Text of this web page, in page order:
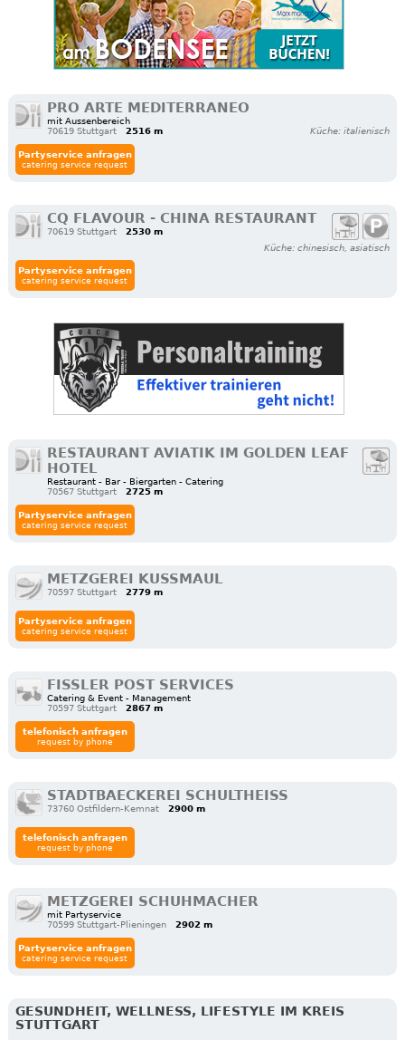
PRO ARTE MEDITERRANEO
mit Aussenbereich
70619 Stuttgart
2516 m Küche: italienisch
Partyservice anfragen
catering service request
CQ FLAVOUR - CHINA RESTAURANT
70619 Stuttgart
2530 m
Küche: chinesisch, asiatisch
Partyservice anfragen
catering service request
RESTAURANT AVIATIK IM GOLDEN LEAF
HOTEL
Restaurant - Bar - Biergarten - Catering
70567 Stuttgart
2725 m
Partyservice anfragen
catering service request
METZGEREI KUSSMAUL
70597 Stuttgart 2779 m
Partyservice anfragen
catering service request
FISSLER POST SERVICES
Catering & Event - Management
70597 Stuttgart
2867 m
telefonisch anfragen
request by phone
STADTBAECKEREI SCHULTHEISS
73760 Ostfildern-Kemnat 2900 m
telefonisch anfragen
request by phone
METZGEREI SCHUHMACHER
mit Partyservice
70599 Stuttgart-Plieningen
2902 m
Partyservice anfragen
catering service request
GESUNDHEIT, WELLNESS, LIFESTYLE IM KREIS
STUTTGART